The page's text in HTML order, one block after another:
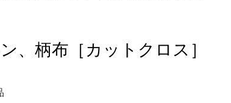
、柄布［カットクロス］